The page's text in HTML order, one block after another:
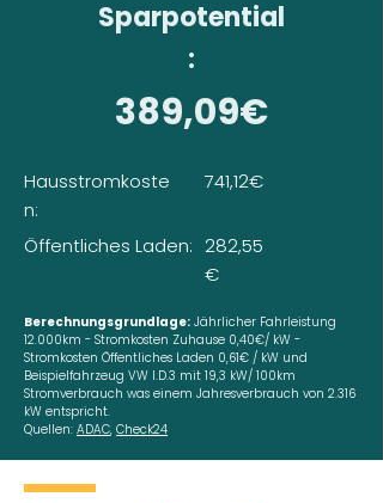
Sparpotential
:
389,09€
Hausstromkoste
n:
Öffentliches Laden:
741,12€
282,55
€
Berechnungsgrundlage: Jährlicher Fahrleistung
12.000km - Stromkosten Zuhause 0,40€/ kW -
Stromkosten Öffentliches Laden 0,61€ / kW und
Beispielfahrzeug VW I.D.3 mit 19,3 kW/ 100km
Stromverbrauch was einem Jahresverbrauch von 2.316
kW entspricht.
Quellen: ADAC, Check24